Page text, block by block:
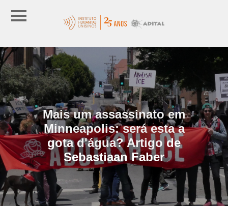
Mais um assassinato em
Minneapolis: será esta a
gota d'água? Artigo de
Sebastiaan Faber